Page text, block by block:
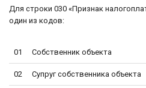
Для строки 030 «Признак
один из кодов:
01 Собственник объекта
02 Супруг собственника объекта